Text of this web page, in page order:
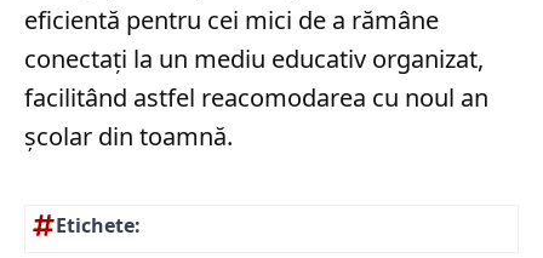
eficientă pentru cei mici de a rămâne
conectați la un mediu educativ organizat,
facilitând astfel reacomodarea cu noul an
școlar din toamnă.
Etichete: